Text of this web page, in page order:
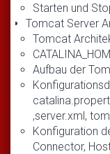
Starten und
Tomcat Server
Tomcat
Aufbau der
,server.xml,
Konfiguration
Connector,